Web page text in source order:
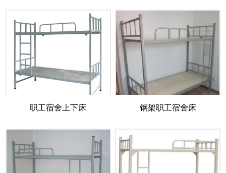
职工宿舍上下床 钢架职工宿舍床